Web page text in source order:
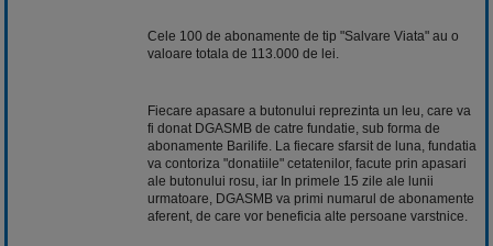
Cele 100 de abonamente de tip "Salvare Viata" au o
valoare totala de 113.000 de lei.
Fiecare apasare a butonului reprezinta un leu, care va
fi donat DGASMB de catre fundatie, sub forma de
abonamente Barilife. La fiecare sfarsit de luna, fundatia
va contoriza "donatiile" cetatenilor, facute prin apasari
ale butonului rosu, iar In primele 15 zile ale lunii
urmatoare, DGASMB va primi numarul de abonamente
aferent, de care vor beneficia alte persoane varstnice.